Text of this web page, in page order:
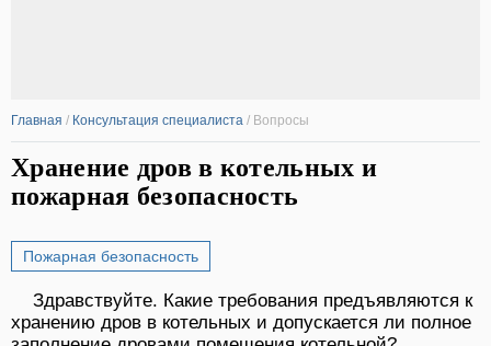
Главная / Консультация специалиста / Вопросы
Хранение дров в котельных и
пожарная безопасность
Пожарная безопасность
Здравствуйте. Какие требования предъявляются к
хранению дров в котельных и допускается ли полное